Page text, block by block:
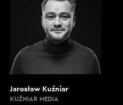
Jarosław Kuźniar
KUŹNIAR MEDIA